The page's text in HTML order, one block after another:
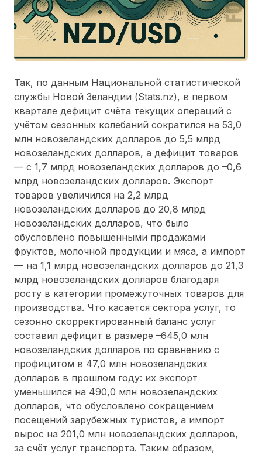
Так, по данным Национальной статистической
службы Новой Зеландии (Stats.nz), в первом
квартале дефицит счёта текущих операций с
учётом сезонных колебаний сократился на 53,0
млн новозеландских долларов до 5,5 млрд
новозеландских долларов, а дефицит товаров
— с 1,7 млрд новозеландских долларов до –0,6
млрд новозеландских долларов. Экспорт
товаров увеличился на 2,2 млрд
новозеландских долларов до 20,8 млрд
новозеландских долларов, что было
обусловлено повышенными продажами
фруктов, молочной продукции и мяса, а импорт
— на 1,1 млрд новозеландских долларов до 21,3
млрд новозеландских долларов благодаря
росту в категории промежуточных товаров для
производства. Что касается сектора услуг, то
сезонно скорректированный баланс услуг
составил дефицит в размере –645,0 млн
новозеландских долларов по сравнению с
профицитом в 47,0 млн новозеландских
долларов в прошлом году: их экспорт
уменьшился на 490,0 млн новозеландских
долларов, что обусловлено сокращением
посещений зарубежных туристов, а импорт
вырос на 201,0 млн новозеландских долларов,
за счёт услуг транспорта. Таким образом,